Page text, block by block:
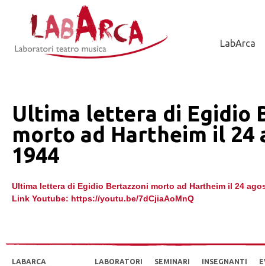
LabArca
Ultima lettera di Egidio
morto ad Hartheim il 24
1944
Ultima lettera di Egidio Bertazzoni morto ad Hartheim il 24
Link Youtube: https://youtu.be/7dCjiaAoMnQ
LABARCA LABORATORI SEMINARI INSEGNANTI